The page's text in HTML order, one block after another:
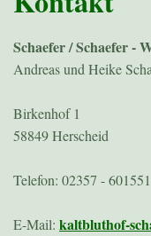
Schaefer / Schaefer -
Andreas und Heike
Birkenhof 1
58849 Herscheid
Telefon: 02357 - 601551
E-Mail: kaltbluthof-